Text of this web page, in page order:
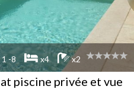
1 -8 x4 x2
piscine privée et vue